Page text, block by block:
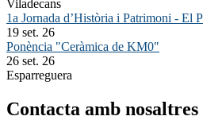
Viladecans
1a Jornada d’Història i Patrimoni - El
19 set. 26
Ponència "Ceràmica de KM0"
26 set. 26
Esparreguera
Contacta amb nosaltres